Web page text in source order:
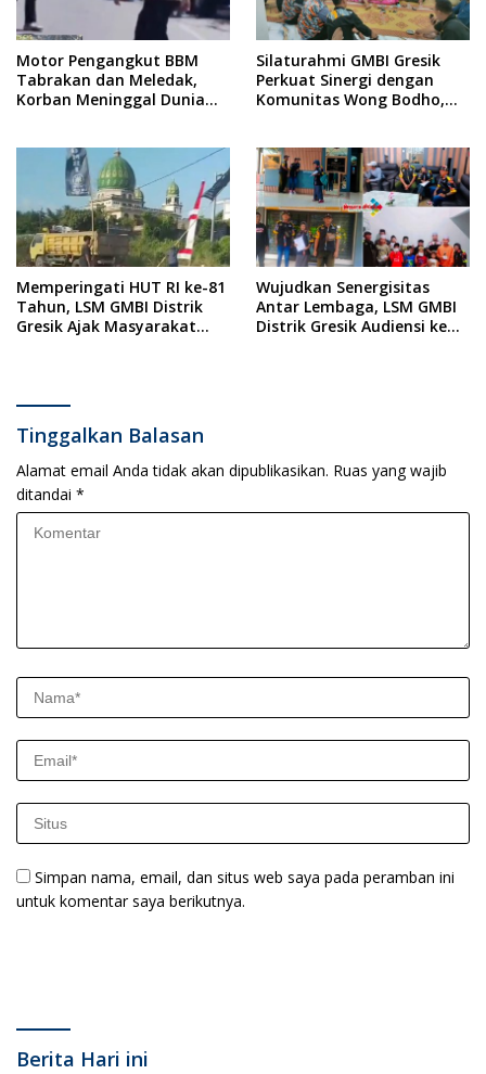
Motor Pengangkut BBM
Tabrakan dan Meledak,
Korban Meninggal Dunia
Silaturahmi GMBI Gresik
Perkuat Sinergi dengan
Komunitas Wong Bodho,
Menjelang Acara Sunatan
Massal dan Santunan Anak
Yatim
Memperingati HUT RI ke-81
Tahun, LSM GMBI Distrik
Gresik Ajak Masyarakat
Wujudkan Senergisitas
Antar Lembaga, LSM GMBI
Distrik Gresik Audiensi ke
Tinggalkan Balasan
Alamat email Anda tidak akan dipublikasikan. Ruas yang wajib
ditandai *
Simpan nama, email, dan situs web saya pada peramban ini
untuk komentar saya berikutnya.
Berita Hari ini